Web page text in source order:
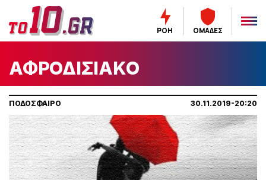
ΡΟΗ ΟΜΑΔΕΣ
ΑΦΡΟΔΙΣΙΑΚΟ
ΠΟΔΟΣΦΑΙΡΟ 30.11.2019-20:20